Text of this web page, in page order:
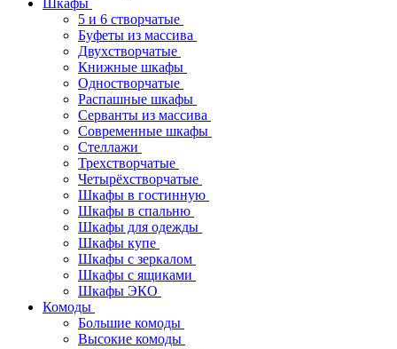
Шкафы
5 и 6 створчатые
Буфеты из массива
Двухстворчатые
Книжные шкафы
Одностворчатые
Распашные шкафы
Серванты из массива
Современные шкафы
Стеллажи
Трехстворчатые
Четырёхстворчатые
Шкафы в гостинную
Шкафы в спальню
Шкафы для одежды
Шкафы купе
Шкафы с зеркалом
Шкафы с ящиками
Шкафы ЭКО
Комоды
Большие комоды
Высокие комоды